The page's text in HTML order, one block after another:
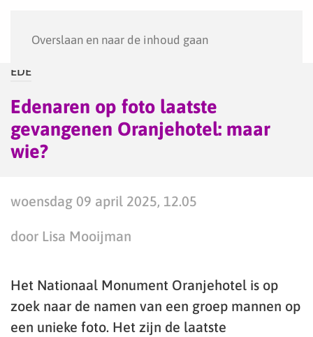
Overslaan en naar de inhoud gaan
EDE
Edenaren op foto laatste
gevangenen Oranjehotel: maar
wie?
woensdag 09 april 2025, 12.05
door Lisa Mooijman
Het Nationaal Monument Oranjehotel is op
zoek naar de namen van een groep mannen op
een unieke foto. Het zijn de laatste